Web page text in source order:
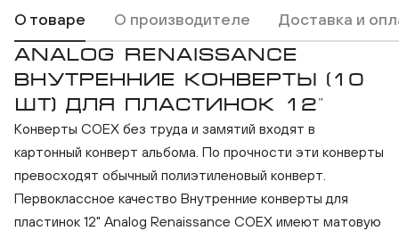
Analog Renaissance Внутренние
конверты (10 шт) для пластинок 12"
О товаре О производителе Доставка и
ANALOG RENAISSANCE
ВНУТРЕННИЕ КОНВЕРТЫ (10
ШТ) ДЛЯ ПЛАСТИНОК 12"
Конверты COEX без труда и замятий входят в
картонный конверт альбома. По прочности эти конверты
превосходят обычный полиэтиленовый конверт.
Первоклассное качество Внутренние конверты для
пластинок 12" Analog Renaissance COEX имеют матовую